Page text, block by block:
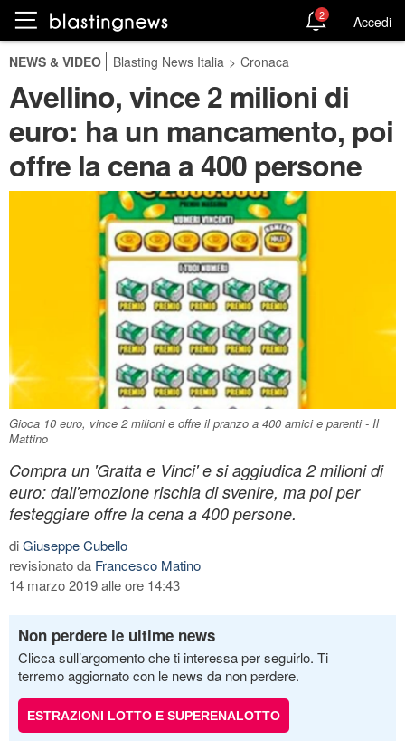
2 Accedi
NEWS & VIDEO Blasting News Italia > Cronaca
Avellino, vince 2 milioni di
euro: ha un mancamento, poi
offre la cena a 400 persone
Gioca 10 euro, vince 2 milioni e offre il pranzo a 400 amici e parenti - Il
Mattino
Compra un 'Gratta e Vinci' e si aggiudica 2 milioni di
euro: dall'emozione rischia di svenire, ma poi per
festeggiare offre la cena a 400 persone.
diGiuseppe Cubello
revisionato da Francesco Matino
14 marzo 2019 alle ore 14:43
Non perdere le ultime news
Clicca sull’argomento che ti interessa per seguirlo. Ti
terremo aggiornato con le news da non perdere.
ESTRAZIONI LOTTO E SUPERENALOTTO